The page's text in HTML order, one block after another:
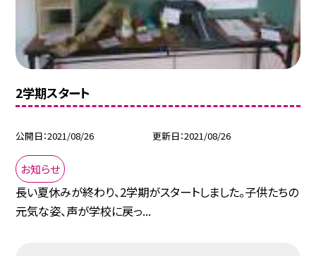
2学期スタート
公開日 2021/08/26 更新日 2021/08/26
お知らせ
長い夏休みが終わり、2学期がスタートしました。子供たちの
元気な姿、声が学校に戻っ...